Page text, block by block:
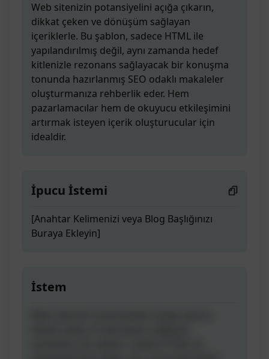
Web sitenizin potansiyelini açığa çıkarın,
dikkat çeken ve dönüşüm sağlayan
içeriklerle. Bu şablon, sadece HTML ile
yapılandırılmış değil, aynı zamanda hedef
kitlenizle rezonans sağlayacak bir konuşma
tonunda hazırlanmış SEO odaklı makaleler
oluşturmanıza rehberlik eder. Hem
pazarlamacılar hem de okuyucu etkileşimini
artırmak isteyen içerik oluşturucular için
idealdir.
İpucu İstemi
[Anahtar Kelimenizi veya Blog Başlığınızı
Buraya Ekleyin]
İstem